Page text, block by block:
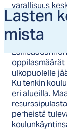
Las­ten
mis­ta
varallisuus
ovat yhä
oppilasmäärät
ulkopuolelle
Kuitenkin
eri alueilla.
perheistä